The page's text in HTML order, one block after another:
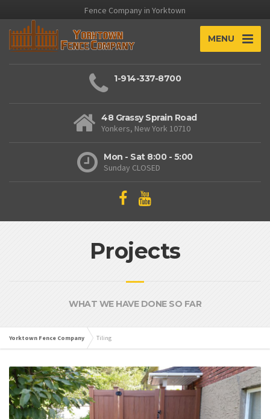
Fence Company in Yorktown
MENU
1-914-337-8700
48 Grassy Sprain Road
Yonkers, New York 10710
Mon - Sat 8:00 - 5:00
Sunday CLOSED
Projects
WHAT WE HAVE DONE SO FAR
Yorktown Fence Company Tiling